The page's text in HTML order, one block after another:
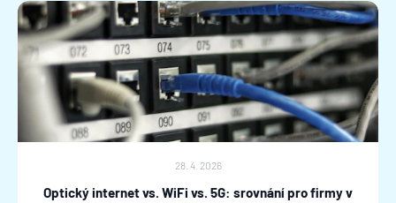
28. 4. 2026
Optický internet vs. WiFi vs. 5G: srovnání pro firmy v